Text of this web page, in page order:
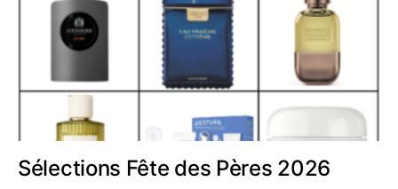
Sélections Fête des Pères 2026